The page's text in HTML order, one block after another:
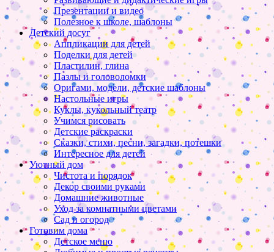
Презентации и видео
Полезное к школе, шаблоны
Детский досуг
Аппликации для детей
Поделки для детей
Пластилин, глина
Пазлы и головоломки
Оригами, модели, детские шаблоны
Настольные игры
Куклы, кукольный театр
Учимся рисовать
Детские раскраски
Сказки, стихи, песни, загадки, потешки
Интересное для детей
Уютный дом
Чистота и порядок
Декор своими руками
Домашние животные
Уход за комнатными цветами
Сад и огород
Готовим дома
Детское меню